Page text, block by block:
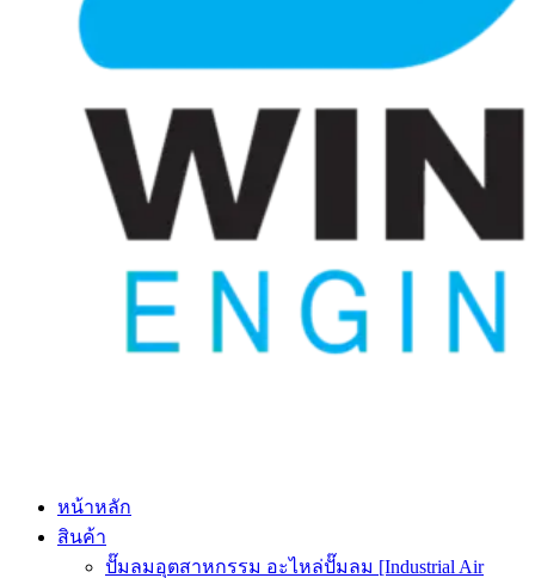
หน้าหลัก
สินค้า
ปั๊มลมอุตสาหกรรม อะไหล่ปั๊มลม [Industrial Air